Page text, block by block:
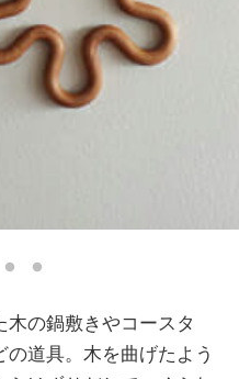
の鍋敷きやコースタ
道具。木を曲げたよう